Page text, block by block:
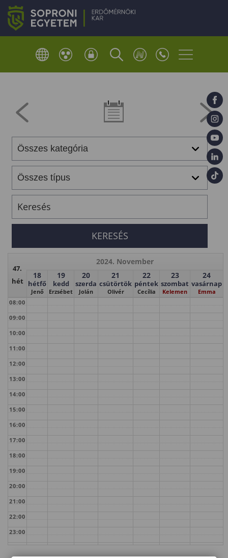
47.
hét
2024. November
18
hétfő
Jenő
19
kedd
Erzsébet
20
szerda
Jolán
21
csütörtök
Olivér
22
péntek
Cecília
23
szombat
Kelemen
24
vasárnap
Emma
08:00
09:00
10:00
11:00
12:00
13:00
14:00
15:00
16:00
17:00
18:00
19:00
20:00
21:00
22:00
23:00